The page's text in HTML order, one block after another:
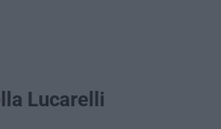
Lucarelli